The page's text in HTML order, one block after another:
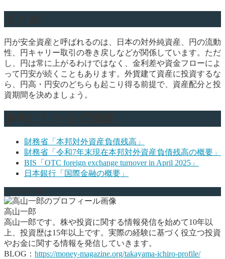
円が安全資産と呼ばれるのは、日本の対外純資産、円の流動
性、円キャリー取引の巻き戻しなどが関係しています。ただ
し、円は常に上がるわけではなく、金利差や資金フローによ
って円安が続くこともあります。外貨建て資産に投資するな
ら、円高・円安のどちらも起こり得る前提で、資産配分と投
資期間を決めましょう。
財務省「本邦対外資産負債残高」
財務省「令和7年末現在本邦対外資産負債残高の概要」
BIS「OTC foreign exchange turnover in April 2025」
日本銀行「国際金融の概要」
高山一郎
高山一郎です。株や投資に関する情報発信を始めて10年以
上、投資歴は15年以上です。実際の経験に基づく役立つ投資
やお金に関する情報を発信していきます。
BLOG： https://money-magazine.org/takayama-ichiro-profile/